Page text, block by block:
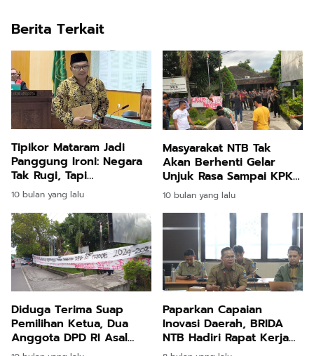
Berita Terkait
Tipikor Mataram Jadi
Panggung Ironi: Negara
Tak Rugi, Tapi
Pejabatnya Dihukum
10 bulan yang lalu
Masyarakat NTB Tak
Akan Berhenti Gelar
Unjuk Rasa Sampai KPK
Panggil Senator MRF dan
MMF Terkait Dugaan
Suap
10 bulan yang lalu
Diduga Terima Suap
Pemilihan Ketua, Dua
Anggota DPD RI Asal
NTB Dinilai Mencoreng
Paparkan Capaian
Inovasi Daerah, BRIDA
NTB Hadiri Rapat Kerja
Pembahasan KUA-PPAS